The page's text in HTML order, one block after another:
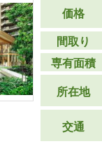
価格
間取り
専有面積
所在地
交通